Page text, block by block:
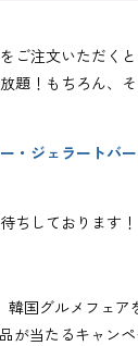
ご注文いただく
題！もちろん、
・ジェラートバ
ちしております！
韓国グルメフェア
が当たるキャン